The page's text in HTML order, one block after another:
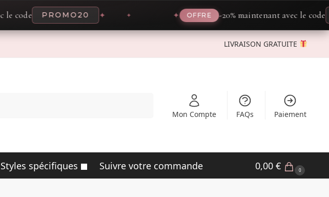
PROMO20 ✦ OFFRE -20% maintenant avec le code
LIVRAISON GRATUITE
Mon Compte FAQs Paiement
Styles spécifiques Suivre votre commande 0,00€ 0